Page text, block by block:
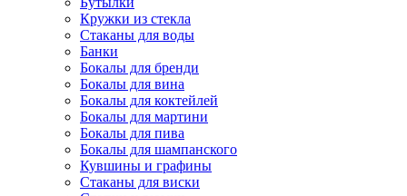
Кружки из стекла
Стаканы для воды
Банки
Бокалы для бренди
Бокалы для вина
Бокалы для коктейлей
Бокалы для мартини
Бокалы для пива
Бокалы для шампанского
Кувшины и графины
Стаканы для виски